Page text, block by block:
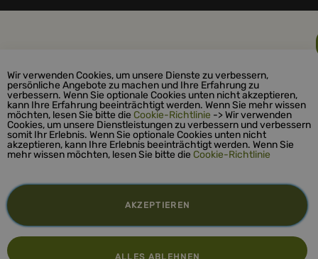
Wir verwenden Cookies, um unsere Dienste zu verbessern,
persönliche Angebote zu machen und Ihre Erfahrung zu
verbessern. Wenn Sie optionale Cookies unten nicht akzeptieren,
kann Ihre Erfahrung beeinträchtigt werden. Wenn Sie mehr wissen
möchten, lesen Sie bitte die Cookie-Richtlinie -> Wir verwenden
Cookies, um unsere Dienstleistungen zu verbessern und verbessern
somit Ihr Erlebnis. Wenn Sie optionale Cookies unten nicht
akzeptieren, kann Ihre Erlebnis beeinträchtigt werden. Wenn Sie
mehr wissen möchten, lesen Sie bitte die Cookie-Richtlinie
AKZEPTIEREN
ALLES ABLEHNEN